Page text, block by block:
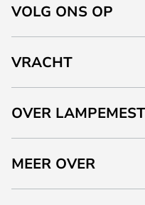
VOLG ONS OP
VRACHT
OVER
MEER OVER